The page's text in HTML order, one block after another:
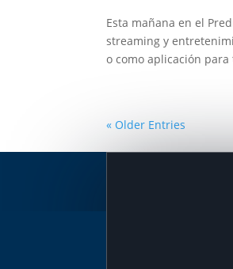
Esta mañana en el
streaming y
o como aplicación para
« Older Entries